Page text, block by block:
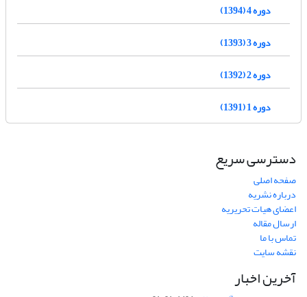
دوره 4 (1394)
دوره 3 (1393)
دوره 2 (1392)
دوره 1 (1391)
دسترسی سریع
صفحه اصلی
درباره نشریه
اعضای هیات تحریریه
ارسال مقاله
تماس با ما
نقشه سایت
آخرین اخبار